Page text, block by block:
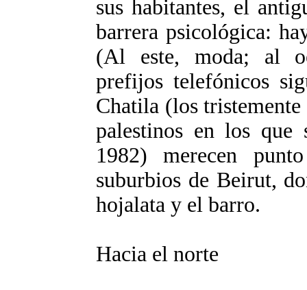
sus habitantes, el
barrera psicológica:
(Al este, moda; al
prefijos telefónicos
Chatila (los tristemente
palestinos en los que
1982) merecen
suburbios de Beirut,
hojalata y el barro.
Hacia el norte